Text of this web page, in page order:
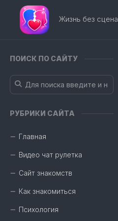
Перейти
содержанию
Жизнь без
ПОИСК ПО САЙТУ
РУБРИКИ САЙТА
Главная
Видео чат рулетка
Сайт знакомств
Как знакомиться
Психология